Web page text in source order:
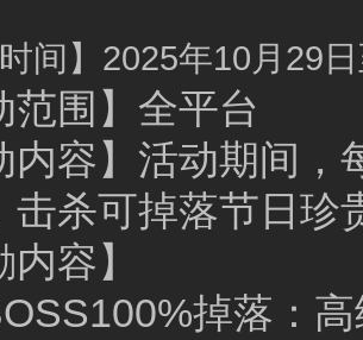
时间】2025年10月29
范围】全平台
内容】活动期间
击杀可掉落节日珍
内容】
掉落：